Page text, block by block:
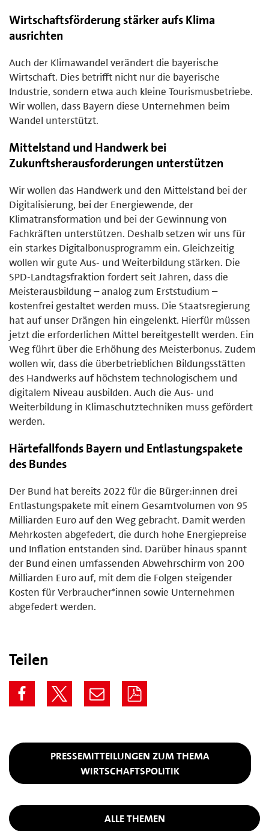
Wirtschaftsförderung stärker aufs Klima
ausrichten
Auch der Klimawandel verändert die bayerische
Wirtschaft. Dies betrifft nicht nur die bayerische
Industrie, sondern etwa auch kleine Tourismusbetriebe.
Wir wollen, dass Bayern diese Unternehmen beim
Wandel unterstützt.
Mittelstand und Handwerk bei
Zukunftsherausforderungen unterstützen
Wir wollen das Handwerk und den Mittelstand bei der
Digitalisierung, bei der Energiewende, der
Klimatransformation und bei der Gewinnung von
Fachkräften unterstützen. Deshalb setzen wir uns für
ein starkes Digitalbonusprogramm ein. Gleichzeitig
wollen wir gute Aus- und Weiterbildung stärken. Die
SPD-Landtagsfraktion fordert seit Jahren, dass die
Meisterausbildung – analog zum Erststudium –
kostenfrei gestaltet werden muss. Die Staatsregierung
hat auf unser Drängen hin eingelenkt. Hierfür müssen
jetzt die erforderlichen Mittel bereitgestellt werden. Ein
Weg führt über die Erhöhung des Meisterbonus. Zudem
wollen wir, dass die überbetrieblichen Bildungsstätten
des Handwerks auf höchstem technologischem und
digitalem Niveau ausbilden. Auch die Aus- und
Weiterbildung in Klimaschutztechniken muss gefördert
werden.
Härtefallfonds Bayern und Entlastungspakete
des Bundes
Der Bund hat bereits 2022 für die Bürger:innen drei
Entlastungspakete mit einem Gesamtvolumen von 95
Milliarden Euro auf den Weg gebracht. Damit werden
Mehrkosten abgefedert, die durch hohe Energiepreise
und Inflation entstanden sind. Darüber hinaus spannt
der Bund einen umfassenden Abwehrschirm von 200
Milliarden Euro auf, mit dem die Folgen steigender
Kosten für Verbraucher*innen sowie Unternehmen
abgefedert werden.
Teilen
PRESSEMITTEILUNGEN ZUM THEMA
WIRTSCHAFTSPOLITIK
ALLE THEMEN